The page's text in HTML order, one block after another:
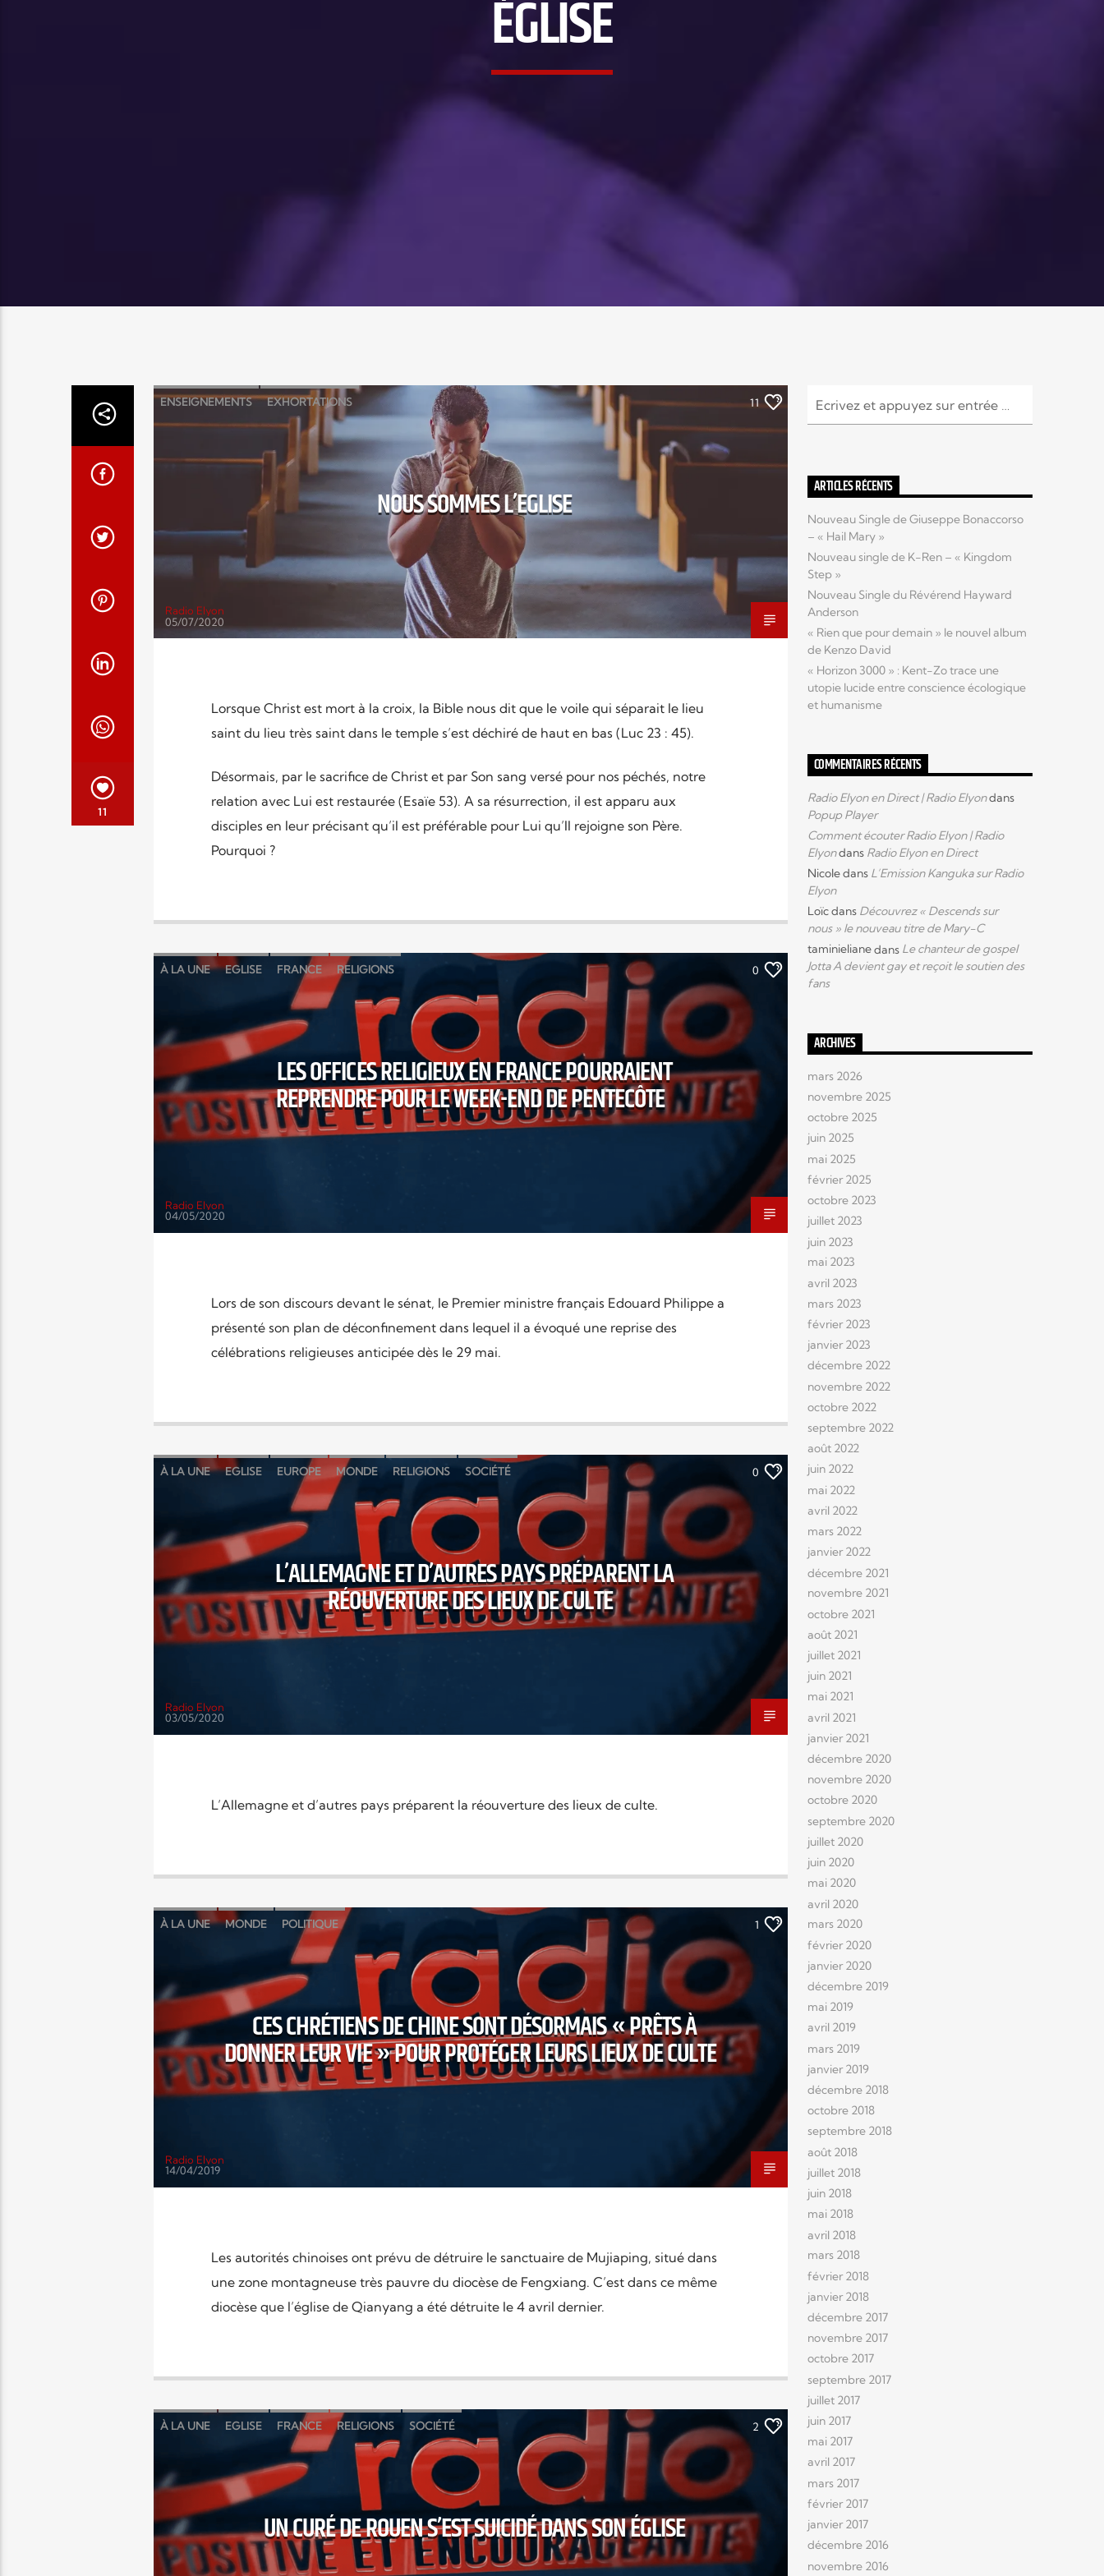
ÉGLISE
11
ENSEIGNEMENTS EXHORTATIONS 11
NOUS SOMMES L’EGLISE
Radio Elyon
05/07/2020
Lorsque Christ est mort à la croix, la Bible nous dit que le voile qui séparait le lieu
saint du lieu très saint dans le temple s’est déchiré de haut en bas (Luc 23 : 45).
Désormais, par le sacrifice de Christ et par Son sang versé pour nos péchés, notre
relation avec Lui est restaurée (Esaïe 53). A sa résurrection, il est apparu aux
disciples en leur précisant qu’il est préférable pour Lui qu’Il rejoigne son Père.
Pourquoi ?
À LA UNE EGLISE FRANCE RELIGIONS 0
LES OFFICES RELIGIEUX EN FRANCE POURRAIENT
REPRENDRE POUR LE WEEK-END DE PENTECÔTE
Radio Elyon
04/05/2020
Lors de son discours devant le sénat, le Premier ministre français Edouard Philippe a
présenté son plan de déconfinement dans lequel il a évoqué une reprise des
célébrations religieuses anticipée dès le 29 mai.
À LA UNE EGLISE EUROPE MONDE RELIGIONS SOCIÉTÉ 0
L’ALLEMAGNE ET D’AUTRES PAYS PRÉPARENT LA
RÉOUVERTURE DES LIEUX DE CULTE
Radio Elyon
03/05/2020
L’Allemagne et d’autres pays préparent la réouverture des lieux de culte.
À LA UNE MONDE POLITIQUE 1
CES CHRÉTIENS DE CHINE SONT DÉSORMAIS « PRÊTS À
DONNER LEUR VIE » POUR PROTÉGER LEURS LIEUX DE CULTE
Radio Elyon
14/04/2019
Les autorités chinoises ont prévu de détruire le sanctuaire de Mujiaping, situé dans
une zone montagneuse très pauvre du diocèse de Fengxiang. C’est dans ce même
diocèse que l’église de Qianyang a été détruite le 4 avril dernier.
À LA UNE EGLISE FRANCE RELIGIONS SOCIÉTÉ 2
UN CURÉ DE ROUEN S’EST SUICIDÉ DANS SON ÉGLISE
ARTICLES RÉCENTS
Nouveau Single de Giuseppe Bonaccorso
– « Hail Mary »
Nouveau single de K-Ren – « Kingdom
Step »
Nouveau Single du Révérend Hayward
Anderson
« Rien que pour demain » le nouvel album
de Kenzo David
« Horizon 3000 » : Kent-Zo trace une
utopie lucide entre conscience écologique
et humanisme
COMMENTAIRES RÉCENTS
Radio Elyon en Direct | Radio Elyondans
Popup Player
Comment écouter Radio Elyon | Radio
Elyondans Radio Elyon en Direct
Nicoledans L’Emission Kanguka sur Radio
Elyon
Loïcdans Découvrez « Descends sur
nous » le nouveau titre de Mary-C
taminielianedans Le chanteur de gospel
Jotta A devient gay et reçoit le soutien des
fans
ARCHIVES
mars 2026
novembre 2025
octobre 2025
juin 2025
mai 2025
février 2025
octobre 2023
juillet 2023
juin 2023
mai 2023
avril 2023
mars 2023
février 2023
janvier 2023
décembre 2022
novembre 2022
octobre 2022
septembre 2022
août 2022
juin 2022
mai 2022
avril 2022
mars 2022
janvier 2022
décembre 2021
novembre 2021
octobre 2021
août 2021
juillet 2021
juin 2021
mai 2021
avril 2021
janvier 2021
décembre 2020
novembre 2020
octobre 2020
septembre 2020
juillet 2020
juin 2020
mai 2020
avril 2020
mars 2020
février 2020
janvier 2020
décembre 2019
mai 2019
avril 2019
mars 2019
janvier 2019
décembre 2018
octobre 2018
septembre 2018
août 2018
juillet 2018
juin 2018
mai 2018
avril 2018
mars 2018
février 2018
janvier 2018
décembre 2017
novembre 2017
octobre 2017
septembre 2017
juillet 2017
juin 2017
mai 2017
avril 2017
mars 2017
février 2017
janvier 2017
décembre 2016
novembre 2016